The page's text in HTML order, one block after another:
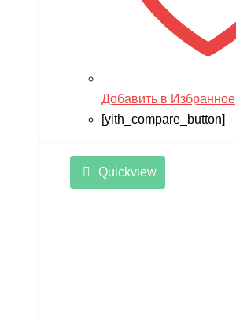
Добавить в Избранное
[yith_compare_button]
Quickview